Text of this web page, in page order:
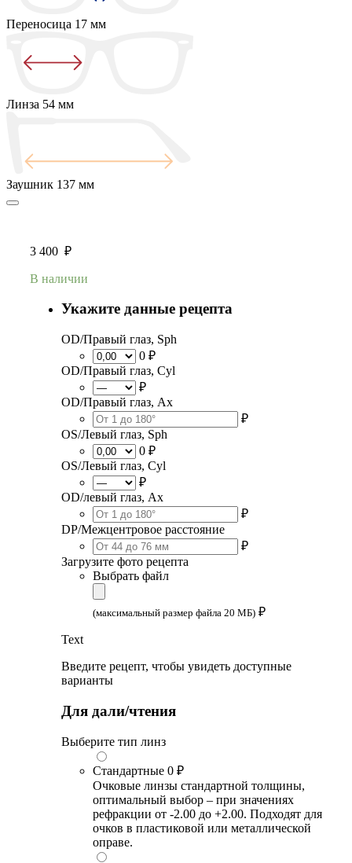
Переносица 17 мм
Линза 54 мм
Заушник 137 мм
3 400 ₽
В наличии
Укажите данные рецепта
OD/Правый глаз, Sph
0 ₽
OD/Правый глаз, Cyl
₽
OD/Правый глаз, Ax
₽
OS/Левый глаз, Sph
0 ₽
OS/Левый глаз, Cyl
₽
OD/левый глаз, Ax
₽
DP/Межцентровое расстояние
₽
Загрузите фото рецепта
Выбрать файл
(максимальный размер файла 20 МБ) ₽
Text
Введите рецепт, чтобы увидеть доступные
варианты
Для дали/чтения
Выберите тип линз
Стандартные 0 ₽
Очковые линзы стандартной толщины,
оптимальный выбор – при значениях
рефракции от -2.00 до +2.00. Подходят для
очков в пластиковой или металлической
оправе.